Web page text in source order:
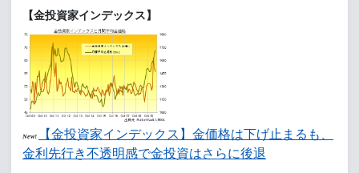
【金投資家インデックス】
New!
【金投資家インデックス】金価格は下げ止まるも、
金利先行き不透明感で金投資はさらに後退